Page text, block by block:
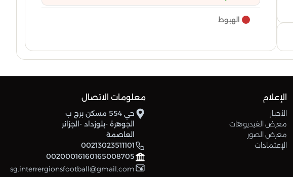
9
10 امل عين مليلة 30
-5
39
30
-2
38
30
-15
30
-6
30
-7
37
الهبوط
الإعلام
الأخبار
معرض الفيديوهات
معرض الصور
الإعتمادات
معلومات الاتصال
حي 554 مسكن برج ب
الجوهرة -بلوزداد -الجزائر
العاصمة
00213023511101
00200016160165008705
sg.interrergionsfootball@gmail.com